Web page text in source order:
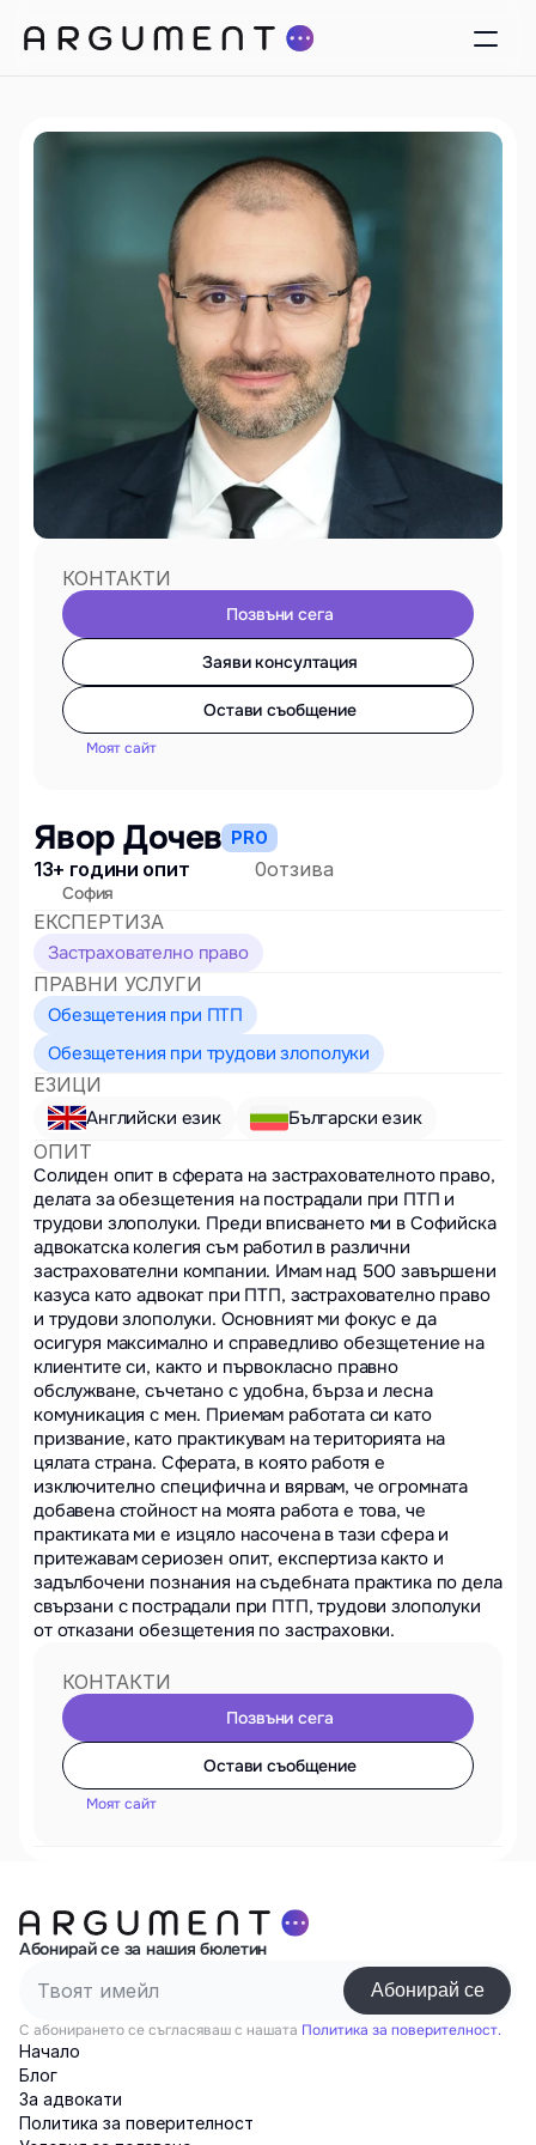
КОНТАКТИ
Позвъни сега
Заяви консултация
Остави съобщение
Моят сайт
Явор Дочев PRO
13+ години опит 0отзива
София
ЕКСПЕРТИЗА
Застрахователно право
ПРАВНИ УСЛУГИ
Обезщетения при ПТП
Обезщетения при трудови злополуки
ЕЗИЦИ
Английски език
Български език
ОПИТ
Солиден опит в сферата на застрахователното право,
делата за обезщетения на пострадали при ПТП и
трудови злополуки. Преди вписването ми в Софийска
адвокатска колегия съм работил в различни
застрахователни компании. Имам над 500 завършени
казуса като адвокат при ПТП, застрахователно право
и трудови злополуки. Основният ми фокус е да
осигуря максимално и справедливо обезщетение на
клиентите си, както и първокласно правно
обслужване, съчетано с удобна, бърза и лесна
комуникация с мен. Приемам работата си като
призвание, като практикувам на територията на
цялата страна. Сферата, в която работя е
изключително специфична и вярвам, че огромната
добавена стойност на моята работа е това, че
практиката ми е изцяло насочена в тази сфера и
притежавам сериозен опит, експертиза както и
задълбочени познания на съдебната практика по дела
свързани с пострадали при ПТП, трудови злополуки
от отказани обезщетения по застраховки.
КОНТАКТИ
Позвъни сега
Остави съобщение
Моят сайт
Абонирай се за нашия бюлетин
С абонирането се съгласяваш с нашата Политика за поверителност.
Начало
Блог
За адвокати
Политика за поверителност